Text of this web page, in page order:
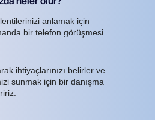
anlamak için
bir telefon görüşmesi
ihtiyaçlarınızı belirler ve
sunmak için bir danışma